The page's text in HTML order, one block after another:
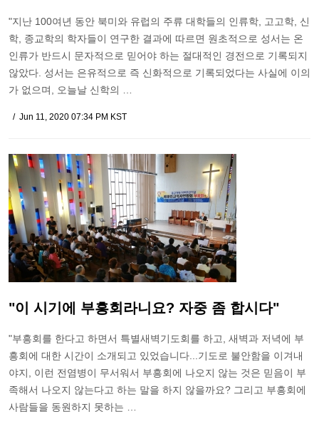
"지난 100여년 동안 북미와 유럽의 주류 대학들의 인류학, 고고학, 신
학, 종교학의 학자들이 연구한 결과에 따르면 원초적으로 성서는 온
인류가 반드시 문자적으로 믿어야 하는 절대적인 경전으로 기록되지
않았다. 성서는 은유적으로 즉 신화적으로 기록되었다는 사실에 이의
가 없으며, 오늘날 신학의 …
Jun 11, 2020 07:34 PM KST
"이 시기에 부흥회라니요? 자중 좀 합시다"
"부흥회를 한다고 하면서 특별새벽기도회를 하고, 새벽과 저녁에 부
흥회에 대한 시간이 소개되고 있었습니다...기도로 불안함을 이겨내
야지, 이런 전염병이 무서워서 부흥회에 나오지 않는 것은 믿음이 부
족해서 나오지 않는다고 하는 말을 하지 않을까요? 그리고 부흥회에
사람들을 동원하지 못하는 …